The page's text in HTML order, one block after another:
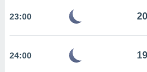
para
23:00
24:00